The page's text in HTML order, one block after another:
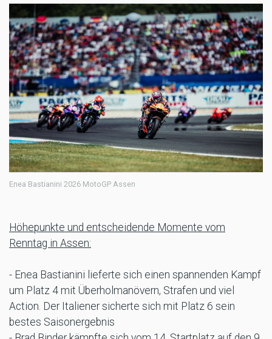
Enea Bastianini 2026 MotoGP Assen
Höhepunkte und entscheidende Momente vom
Renntag in Assen:
- Enea Bastianini lieferte sich einen spannenden Kampf
um Platz 4 mit Überholmanövern, Strafen und viel
Action. Der Italiener sicherte sich mit Platz 6 sein
bestes Saisonergebnis